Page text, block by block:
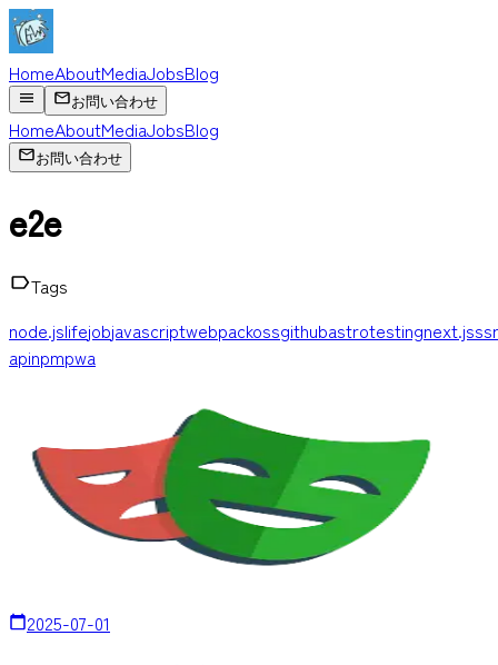
HomeAboutMediaJobsBlog
お問い合わせ
HomeAboutMediaJobsBlog
お問い合わせ
e2e
Tags
node.jslifejobjavascriptwebpackossgithubastrotestingnext.jsssr
apinpmpwa
2025-07-01